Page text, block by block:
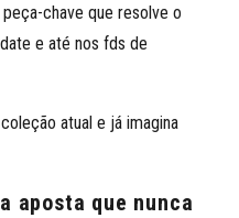
chave que resolve o
e até nos fds de
atual e já imagina
aposta que nunca